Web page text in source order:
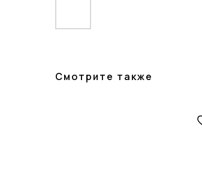
Смотрите также